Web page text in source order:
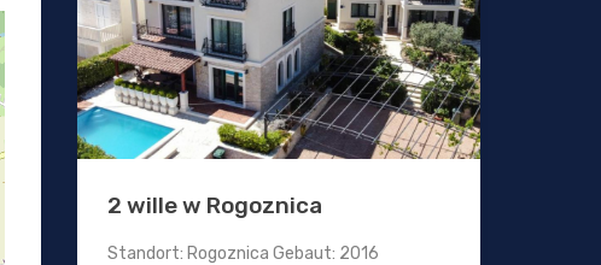
2 wille w Rogoznica
Standort: Rogoznica Gebaut: 2016